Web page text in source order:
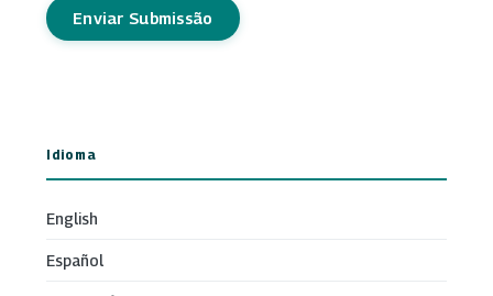
Enviar Submissão
Idioma
English
Español